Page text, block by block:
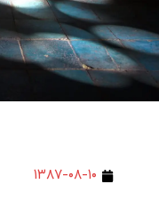
۱۳۸۷-۰۸-۱۰